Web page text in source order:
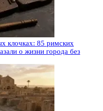
клочках: 85 римских
о жизни города без